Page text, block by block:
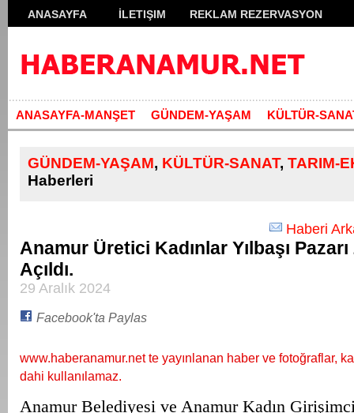
ANASAYFA İLETIŞIM REKLAM REZERVASYON
ANASAYFA-MANŞET GÜNDEM-YAŞAM KÜLTÜR-
GÜNDEM-YAŞAM, KÜLTÜR-SANAT, TARIM-
Haberleri
Haberi
Anamur Üretici Kadınlar Yılbaşı
Açıldı.
29 Aralık 2024
Facebook'ta Paylas
www.haberanamur.net te yayınlanan haber ve fotoğraflar,
dahi kullanılamaz.
Anamur Belediyesi ve Anamur Kadın